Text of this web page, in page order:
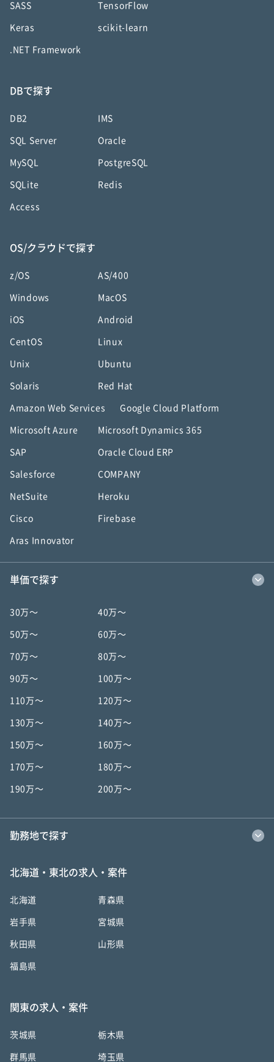
SASS TensorFlow
Keras scikit-learn
.NET Framework
DBで探す
DB2 IMS
SQL Server Oracle
MySQL PostgreSQL
SQLite Redis
Access
OS/クラウドで探す
z/OS AS/400
Windows MacOS
iOS Android
CentOS Linux
Unix Ubuntu
Solaris Red Hat
Amazon Web Services Google Cloud Platform
Microsoft Azure Microsoft Dynamics 365
SAP Oracle Cloud ERP
Salesforce COMPANY
NetSuite Heroku
Cisco Firebase
Aras Innovator
単価で探す
30万〜 40万〜
50万〜 60万〜
70万〜 80万〜
90万〜 100万〜
110万〜 120万〜
130万〜 140万〜
150万〜 160万〜
170万〜 180万〜
190万〜 200万〜
勤務地で探す
北海道・東北の求人・案件
北海道 青森県
岩手県 宮城県
秋田県 山形県
福島県
関東の求人・案件
茨城県 栃木県
群馬県 埼玉県